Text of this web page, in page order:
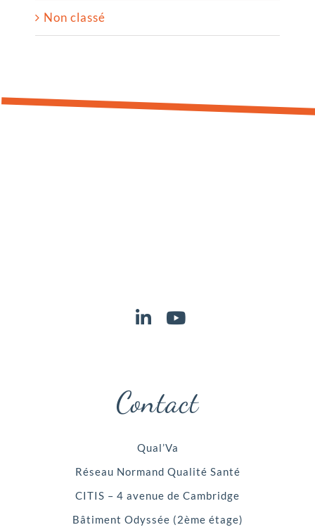
Non classé
Contact
Qual’Va
Réseau Normand Qualité Santé
CITIS – 4 avenue de Cambridge
Bâtiment Odyssée (2ème étage)